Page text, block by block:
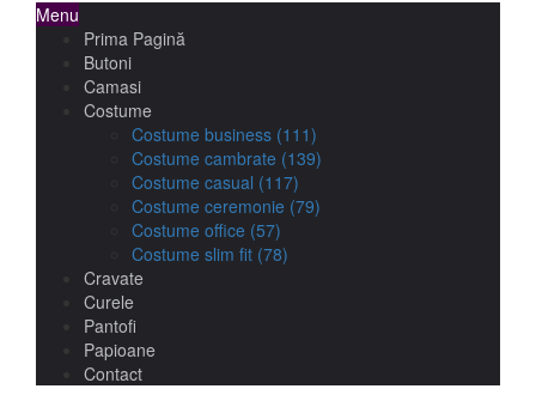
Menu
Prima Pagină
Butoni
Camasi
Costume
Costume business (111)
Costume cambrate (139)
Costume casual (117)
Costume ceremonie (79)
Costume office (57)
Costume slim fit (78)
Cravate
Curele
Pantofi
Papioane
Contact